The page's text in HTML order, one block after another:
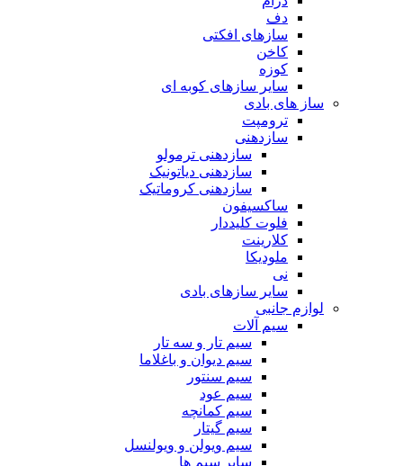
دف
سازهای افکتی
کاخن
کوزه
سایر سازهای کوبه ای
ساز های بادی
ترومپت
سازدهنی
سازدهنی ترمولو
سازدهنی دیاتونیک
سازدهنی کروماتیک
ساکسیفون
فلوت کلیددار
کلارینت
ملودیکا
نی
سایر سازهای بادی
لوازم جانبی
سیم آلات
سیم تار و سه تار
سیم دیوان و باغلاما
سیم سنتور
سیم عود
سیم کمانچه
سیم گیتار
سیم ویولن و ویولنسل
سایر سیم ها